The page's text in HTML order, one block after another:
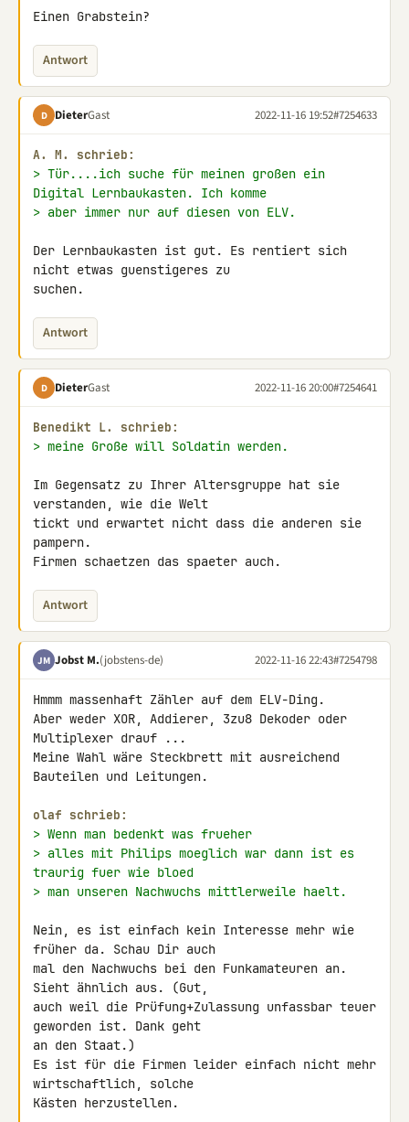
Einen Grabstein?
Antwort
D DieterGast 2022-11-16 19:52#7254633
A. M. schrieb:
> Tür....ich suche für meinen großen ein
Digital Lernbaukasten. Ich komme
> aber immer nur auf diesen von ELV.
Der Lernbaukasten ist gut. Es rentiert sich
nicht etwas guenstigeres zu
suchen.
Antwort
D DieterGast 2022-11-16 20:00#7254641
Benedikt L. schrieb:
> meine Große will Soldatin werden.
Im Gegensatz zu Ihrer Altersgruppe hat sie
verstanden, wie die Welt
tickt und erwartet nicht dass die anderen sie
pampern.
Firmen schaetzen das spaeter auch.
Antwort
JM Jobst M.(jobstens-de) 2022-11-16 22:43#7254798
Hmmm massenhaft Zähler auf dem ELV-Ding.
Aber weder XOR, Addierer, 3zu8 Dekoder oder
Multiplexer drauf ...
Meine Wahl wäre Steckbrett mit ausreichend
Bauteilen und Leitungen.
olaf schrieb:
> Wenn man bedenkt was frueher
> alles mit Philips moeglich war dann ist es
traurig fuer wie bloed
> man unseren Nachwuchs mittlerweile haelt.
Nein, es ist einfach kein Interesse mehr wie
früher da. Schau Dir auch
mal den Nachwuchs bei den Funkamateuren an.
Sieht ähnlich aus. (Gut,
auch weil die Prüfung+Zulassung unfassbar teuer
geworden ist. Dank geht
an den Staat.)
Es ist für die Firmen leider einfach nicht mehr
wirtschaftlich, solche
Kästen herzustellen.